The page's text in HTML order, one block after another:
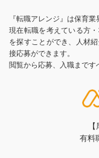
『転職アレンジ』は保育
現在転職を考えている方
を探すことができ、人材
接応募ができます。
閲覧から応募、入職まです
有料